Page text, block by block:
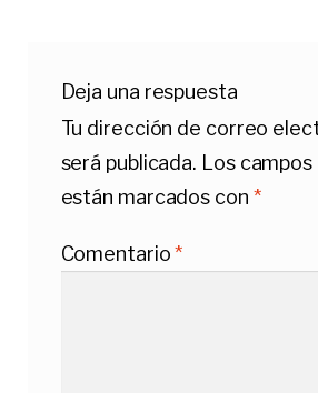
Deja una respuesta
Tu dirección de correo
será publicada. Los
están marcados con *
Comentario*